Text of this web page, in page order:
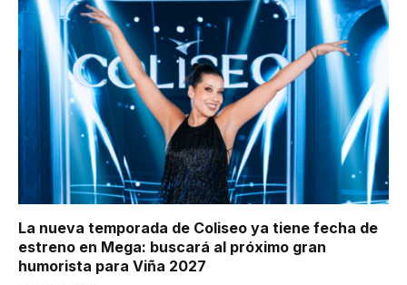
La nueva temporada de Coliseo ya tiene fecha de
estreno en Mega: buscará al próximo gran
humorista para Viña 2027